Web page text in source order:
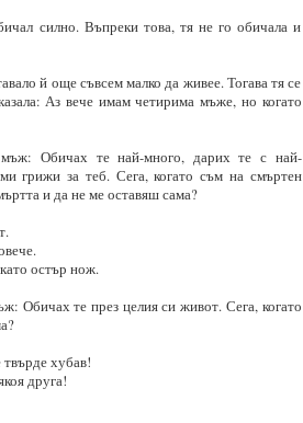
силно. Въпреки това, тя не го обичала и
й още съвсем малко да живее. Тогава тя се
Аз вече имам четирима мъже, но когато
Обичах те най-много, дарих те с най-
грижи за теб. Сега, когато съм на смъртен
и да не ме оставяш сама?
остър нож.
Обичах те през целия си живот. Сега, когато
хубав!
друга!